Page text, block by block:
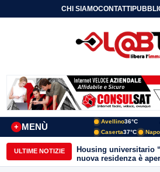
CHI SIAMOCONTATTI
MENÙ
+
Avellino36°C
Caserta37°C
ULTIME NOTIZIE
Housing universitario
nuova residenza è
del Conservatorio